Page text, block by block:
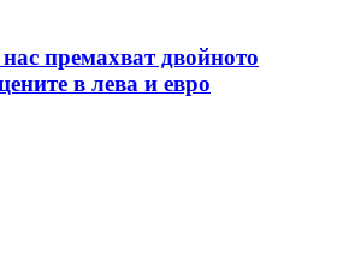
премахват двойното
в лева и евро